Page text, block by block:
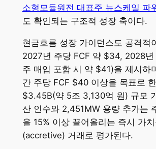
소형모듈원전 대표주 뉴스케일 파
도 확인되는 구조적 성장 축이다.
현금흐름 성장 가이던스도 공격적
2027년 주당 FCF 약 $34, 2028
주 매입 포함 시 약 $41)을 제시하
간 주당 FCF $40 이상을 목표로
$3.45B(약 5조 3,130억 원) 규모
산 인수와 2,451MW 용량 추가는
을 15% 이상 끌어올리는 즉시 가
(accretive) 거래로 평가된다.